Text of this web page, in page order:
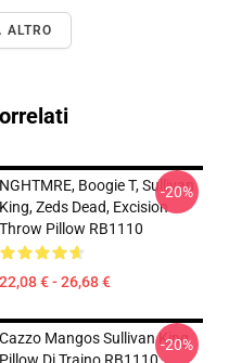
ALTRO
NGHTMRE, Boogie T, Sullivan
King, Zeds Dead, Excision
Throw Pillow RB1110
22,08 € - 26,68 €
-20%
Cazzo Mangos Sullivan King
-20%